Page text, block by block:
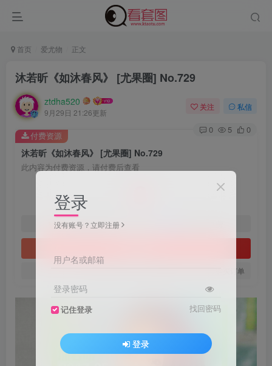
首页 爱尤物 正文
沐若昕《如沐春风》 [尤果圈] No.729
ztdha520
9月29日 21:26更新
关注 私信
0 5 0
沐若昕《如沐春风》 [尤果圈] No.729
此内容为付费资源，请付费后查看
黄金会员 免费
您当前未登录！建议登陆后购买，可保存购买订单
付费资源
登录
没有账号？立即注册
用户名或邮箱
登录密码
记住登录 找回密码
登录